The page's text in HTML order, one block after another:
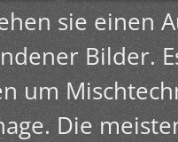
sie einen
Bilder.
um
Die